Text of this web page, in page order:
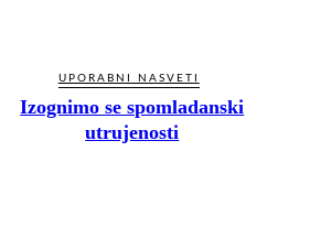
UPORABNI NASVETI
Izognimo se spomladanski
utrujenosti